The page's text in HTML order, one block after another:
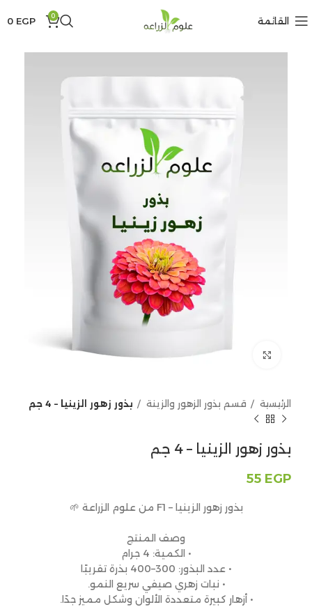
القائمة 0
0 EGP
Click to enlarge
الرئيسية قسم بذور الزهور والزينة بذور زهور الزينيا – 4 جم
بذور زهور الزينيا – 4 جم
55 EGP
بذور زهور الزينيا – F1 من علوم الزراعة 🌱
وصف المنتج
• الكمية: 4 جرام
• عدد البذور: 300–400 بذرة تقريبًا
• نبات زهري صيفي سريع النمو.
• أزهار كبيرة متعددة الألوان وشكل مميز جدًا.